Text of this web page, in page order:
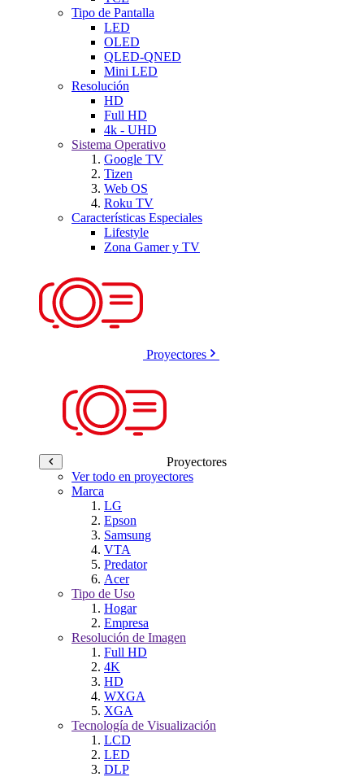
Tipo de Pantalla
LED
OLED
QLED-QNED
Mini LED
Resolución
HD
Full HD
4k - UHD
Sistema Operativo
Google TV
Tizen
Web OS
Roku TV
Características Especiales
Lifestyle
Zona Gamer y TV
Proyectores
Proyectores
Ver todo en proyectores
Marca
LG
Epson
Samsung
VTA
Predator
Acer
Tipo de Uso
Hogar
Empresa
Resolución de Imagen
Full HD
4K
HD
WXGA
XGA
Tecnología de Visualización
LCD
LED
DLP